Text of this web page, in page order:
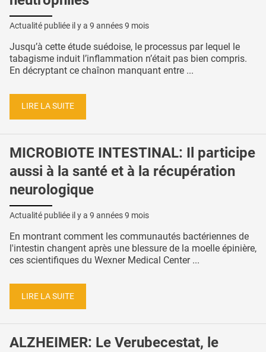
Actualité publiée il y a 9 années 9 mois
Jusqu’à cette étude suédoise, le processus par lequel le
tabagisme induit l’inflammation n’était pas bien compris.
En décryptant ce chaînon manquant entre ...
LIRE LA SUITE
MICROBIOTE INTESTINAL: Il participe
aussi à la santé et à la récupération
neurologique
Actualité publiée il y a 9 années 9 mois
En montrant comment les communautés bactériennes de
l'intestin changent après une blessure de la moelle épinière,
ces scientifiques du Wexner Medical Center ...
LIRE LA SUITE
ALZHEIMER: Le Verubecestat, le